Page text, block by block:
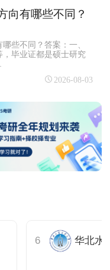
向有哪些不同？
些不同？答案：一、
毕业证都是硕士研究
2026-08-03
华北水